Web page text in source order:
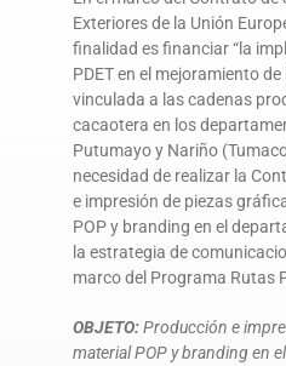
DONA AQUÍ
Exteriores de la Unión
finalidad es financiar “la
PDET en el mejoramiento
vinculada a las cadenas
cacaotera en los
Putumayo y Nariño
necesidad de realizar la
e impresión de piezas
POP y branding en el
la estrategia de
marco del Programa Rutas
OBJETO:Producción e
material POP y branding en